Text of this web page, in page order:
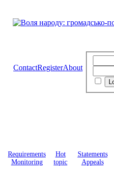
ContactRegisterAbout
Requirements
Monitoring
Hot
topic
Statements
Appeals